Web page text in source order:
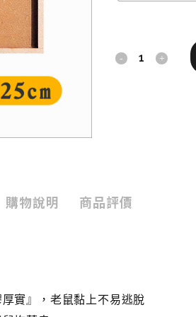
上
業
木
購物說明 商品評價
實』，老鼠黏上不易逃脫